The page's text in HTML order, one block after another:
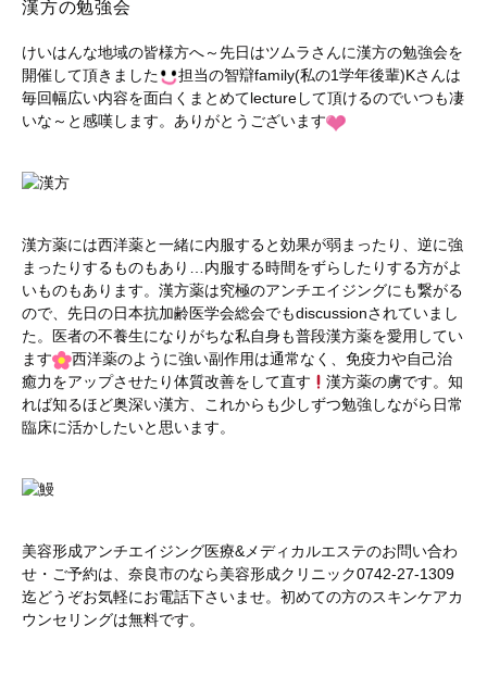
漢方の勉強会
けいはんな地域の皆様方へ～先日はツムラさんに漢方の勉強会を
開催して頂きました
担当の智辯family(私の1学年後輩)Kさんは
毎回幅広い内容を面白くまとめてlectureして頂けるのでいつも凄
いな～と感嘆します。ありがとうございます
漢方薬には西洋薬と一緒に内服すると効果が弱まったり、逆に強
まったりするものもあり…内服する時間をずらしたりする方がよ
いものもあります。漢方薬は究極のアンチエイジングにも繋がる
ので、先日の日本抗加齢医学会総会でもdiscussionされていまし
た。医者の不養生になりがちな私自身も普段漢方薬を愛用してい
ます
西洋薬のように強い副作用は通常なく、免疫力や自己治
癒力をアップさせたり体質改善をして直す
漢方薬の虜です。知
れば知るほど奥深い漢方、これからも少しずつ勉強しながら日常
臨床に活かしたいと思います。
美容形成アンチエイジング医療&メディカルエステのお問い合わ
せ・ご予約は、奈良市のなら美容形成クリニック0742-27-1309
迄どうぞお気軽にお電話下さいませ。初めての方のスキンケアカ
ウンセリングは無料です。